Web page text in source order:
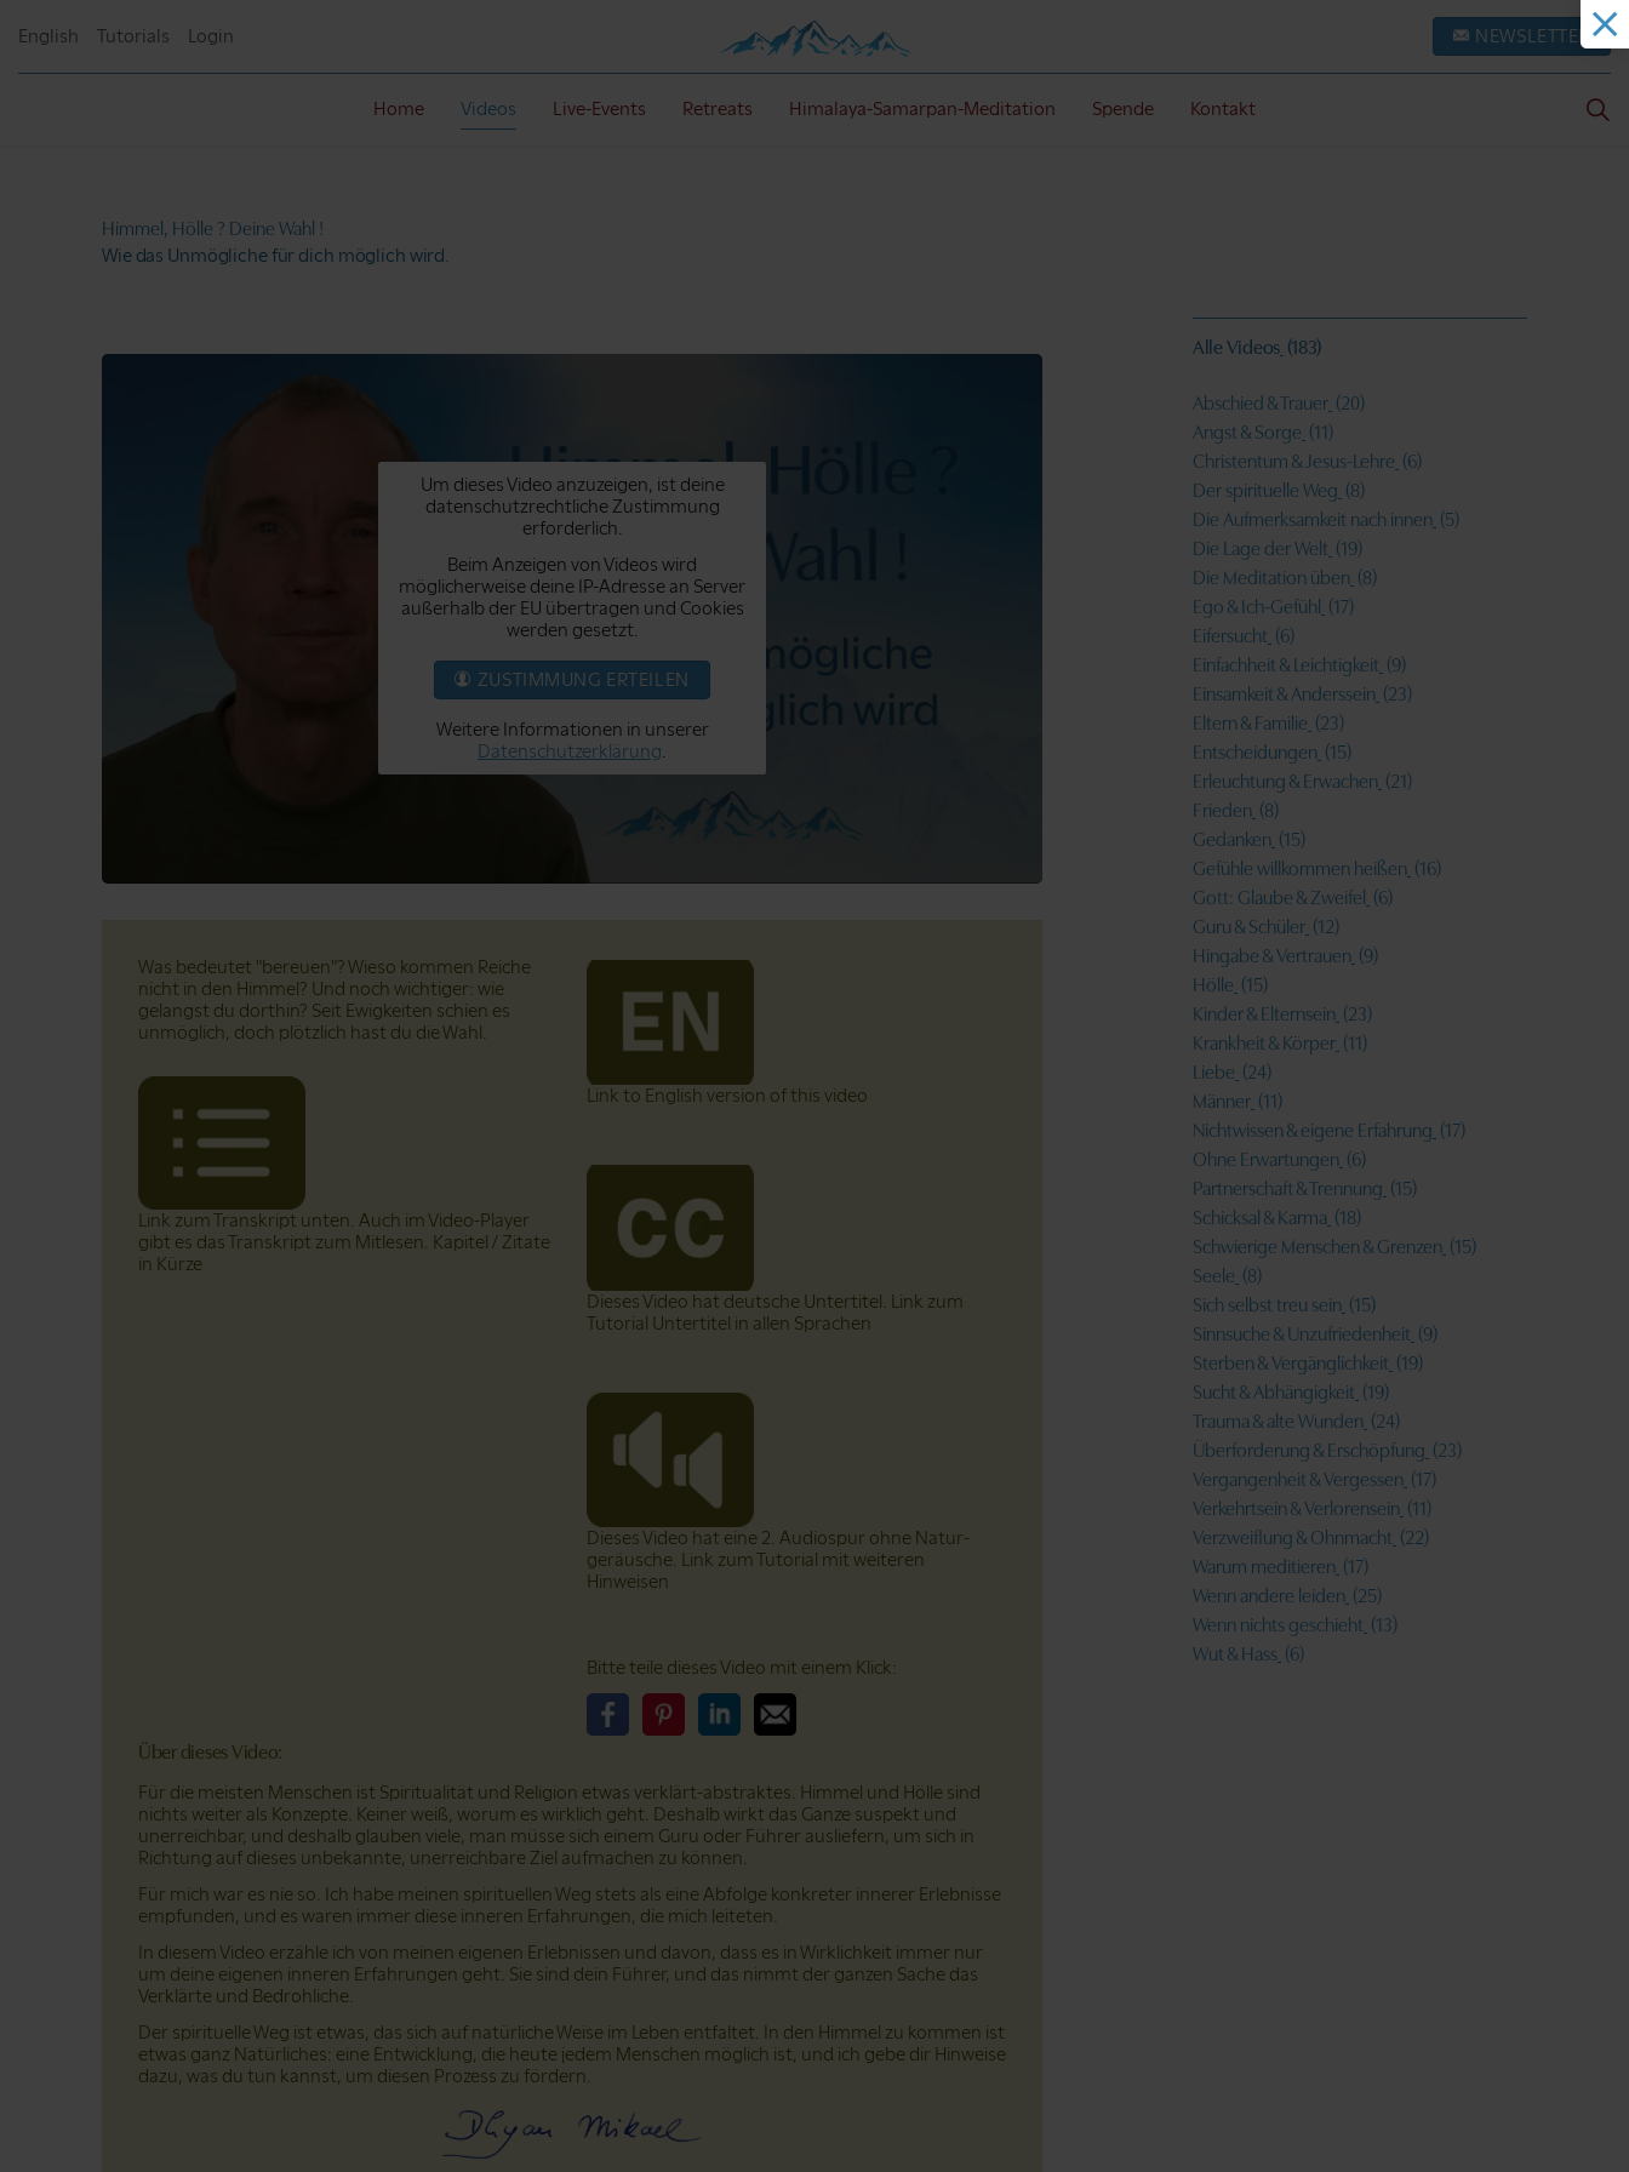
Home Videos Live-Events Retreats Himalaya-Samarpan-Meditation Spende Kontakt
English Tutorials Login NEWSLETTER
Himmel, Hölle ? Deine Wahl !
Wie das Unmöglichefür dich möglich wird.
Um dieses Video anzuzeigen, ist deine
datenschutzrechtliche Zustimmung
erforderlich.
Beim Anzeigen von Videos wird
möglicherweise deine IP-Adresse an Server
außerhalb der EU übertragen und Cookies
werden gesetzt.
ZUSTIMMUNG ERTEILEN
Weitere Informationen in unserer
Datenschutzerklärung.
Was bedeutet "bereuen"? Wieso kommen Reiche
nicht in den Himmel? Und noch wichtiger: wie
gelangst du dorthin? Seit Ewigkeiten schien es
unmöglich, doch plötzlich hast du die Wahl.
Link zum Transkript unten. Auch im Video-Player
gibt es das Transkript zum Mitlesen. Kapitel / Zitate
in Kürze
Link to English version of this video
Dieses Video hat deutsche Untertitel. Link zum
Tutorial Untertitel in allen Sprachen
Dieses Video hat eine 2. Audiospur ohne Natur­
geräusche. Link zum Tutorial mit weiteren
Hinweisen
Bitte teile dieses Video mit einem Klick:
Über dieses Video:
Für die meisten Menschen ist Spiritualität und Religion etwas verklärt-abstraktes. Himmel und Hölle sind
nichts weiter als Konzepte. Keiner weiß, worum es wirklich geht. Deshalb wirkt das Ganze suspekt und
unerreichbar, und deshalb glauben viele, man müsse sich einem Guru oder Führer ausliefern, um sich in
Richtung auf dieses unbekannte, unerreichbare Ziel aufmachen zu können.
Für mich war es nie so. Ich habe meinen spirituellen Weg stets als eine Abfolge konkreter innerer Erlebnisse
empfunden, und es waren immer diese inneren Erfahrungen, die mich leiteten.
In diesem Video erzähle ich von meinen eigenen Erlebnissen und davon, dass es in Wirklichkeit immer nur
um deine eigenen inneren Erfahrungen geht. Sie sind dein Führer, und das nimmt der ganzen Sache das
Verklärte und Bedrohliche.
Der spirituelle Weg ist etwas, das sich auf natürliche Weise im Leben entfaltet. In den Himmel zu kommen ist
etwas ganz Natürliches: eine Entwicklung, die heute jedem Menschen möglich ist, und ich gebe dir Hinweise
dazu, was du tun kannst, um diesen Prozess zu fördern.
Alle Videos (183)
Abschied & Trauer (20)
Angst & Sorge (11)
Christentum & Jesus-Lehre (6)
Der spirituelle Weg (8)
Die Aufmerksamkeit nach innen (5)
Die Lage der Welt (19)
Die Meditation üben (8)
Ego & Ich-Gefühl (17)
Eifersucht (6)
Einfachheit & Leichtigkeit (9)
Einsamkeit & Anderssein (23)
Eltern & Familie (23)
Entscheidungen (15)
Erleuchtung & Erwachen (21)
Frieden (8)
Gedanken (15)
Gefühle willkommen heißen (16)
Gott: Glaube & Zweifel
(6)
Guru & Schüler (12)
Hingabe & Vertrauen (9)
Hölle (15)
Kinder & Elternsein (23)
Krankheit & Körper (11)
Liebe (24)
Männer (11)
Nichtwissen & eigene Erfahrung (17)
Ohne Erwartungen (6)
Partnerschaft & Trennung (15)
Schicksal & Karma (18)
Schwierige Menschen & Grenzen (15)
Seele (8)
Sich selbst treu sein (15)
Sinnsuche & Unzufriedenheit (9)
Sterben & Vergänglichkeit (19)
Sucht & Abhängigkeit (19)
Trauma & alte Wunden (24)
Überforderung & Erschöpfung (23)
Vergangenheit & Vergessen (17)
Verkehrtsein & Verlorensein (11)
Verzweiflung & Ohnmacht (22)
Warum meditieren (17)
Wenn andere leiden (25)
Wenn nichts geschieht (13)
Wut & Hass (6)